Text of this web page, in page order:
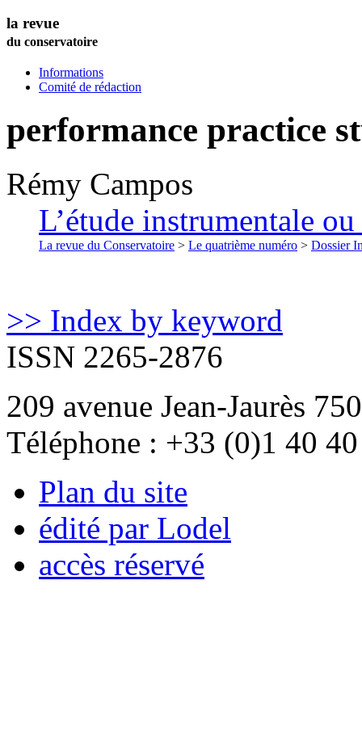
la revue
du conservatoire
Informations
Comité de rédaction
performance practice
Rémy Campos
L’étude instrumentale
La revue du Conservatoire > Le quatrième numéro > Dossier
>> Index by keyword
ISSN 2265-2876
209 avenue Jean-Jaurès
Téléphone : +33 (0)1 40
Plan du site
édité par Lodel
accès réservé